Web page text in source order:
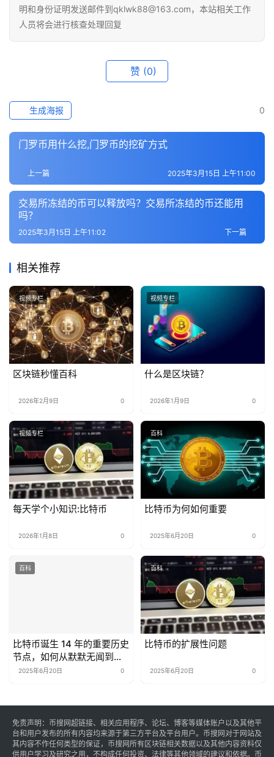
明和身份证明发送邮件到qklwk88@163.com，本站相关工作
人员将会进行核查处理回复
赞 (0)
0
生成海报
门罗币用什么挖,门罗币的挖矿方式
上一篇 2025年3月15日 上午11:00
交易所冻结的币可以释放吗？交易所冻结的币还能用
吗？
下一篇
2025年3月15日 上午11:02
相关推荐
视频专栏
区块链秒懂百科
2026年2月9日 0
视频专栏
什么是区块链？
2026年1月9日 0
视频专栏
每天学个小知识:比特币
2026年1月8日 0
百科
比特币为何如何重要
2025年6月20日 0
百科
比特币诞生 14 年的重要历史
节点，如何从默默无闻到全
球关注
2025年6月20日 0
百科
比特币的扩展性问题
2025年6月20日 0
免责声明：币搜网超链接、相关应用程序、论坛、博客等媒体账户以及其他平
台和用户发布的所有内容均来源于第三方平台及平台用户。币搜网对于网站及
其内容不作任何类型的保证，币搜网所有区块链相关数据以及其他内容资料仅
供用户学习及研究之用，不构成任何投资、法律等其他领域的建议和依据。币